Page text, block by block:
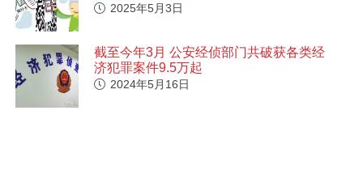
2025年5月3日
截至今年3月 公安经侦部门共破获各类经
济犯罪案件9.5万起
2024年5月16日